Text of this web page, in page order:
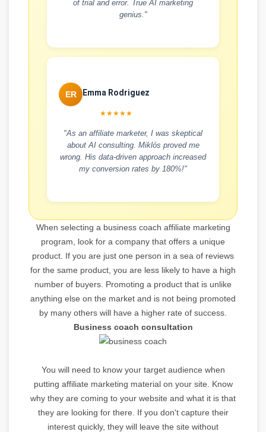
of trial and error. True AI marketing
genius."
ER Emma Rodriguez
★★★★★
"As an affiliate marketer, I was skeptical
about AI consulting. Miklós proved me
wrong. His data-driven approach increased
my conversion rates by 180%!"
When selecting a business coach affiliate marketing
program, look for a company that offers a unique
product. If you are just one person in a sea of reviews
for the same product, you are less likely to have a high
number of buyers. Promoting a product that is unlike
anything else on the market and is not being promoted
by many others will have a higher rate of success.
Business coach consultation
You will need to know your target audience when
putting affiliate marketing material on your site. Know
why they are coming to your website and what it is that
they are looking for there. If you don't capture their
interest quickly, they will leave the site without